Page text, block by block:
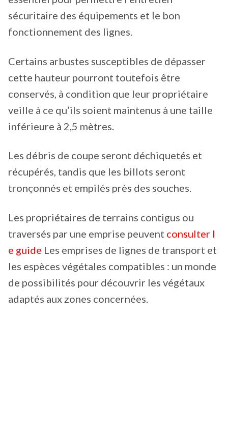
sécuritaire des équipements et le bon
fonctionnement des lignes.
Certains arbustes susceptibles de dépasser
cette hauteur pourront toutefois être
conservés, à condition que leur propriétaire
veille à ce qu’ils soient maintenus à une taille
inférieure à 2,5 mètres.
Les débris de coupe seront déchiquetés et
récupérés, tandis que les billots seront
tronçonnés et empilés près des souches.
Les propriétaires de terrains contigus ou
traversés par une emprise peuvent consulter l
e guide Les emprises de lignes de transport et
les espèces végétales compatibles : un monde
de possibilités pour découvrir les végétaux
adaptés aux zones concernées.